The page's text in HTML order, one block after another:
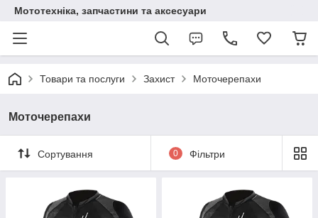
Мототехніка, запчастини та аксесуари
Товари та послуги Захист Моточерепахи
Моточерепахи
Сортування 0 Фільтри